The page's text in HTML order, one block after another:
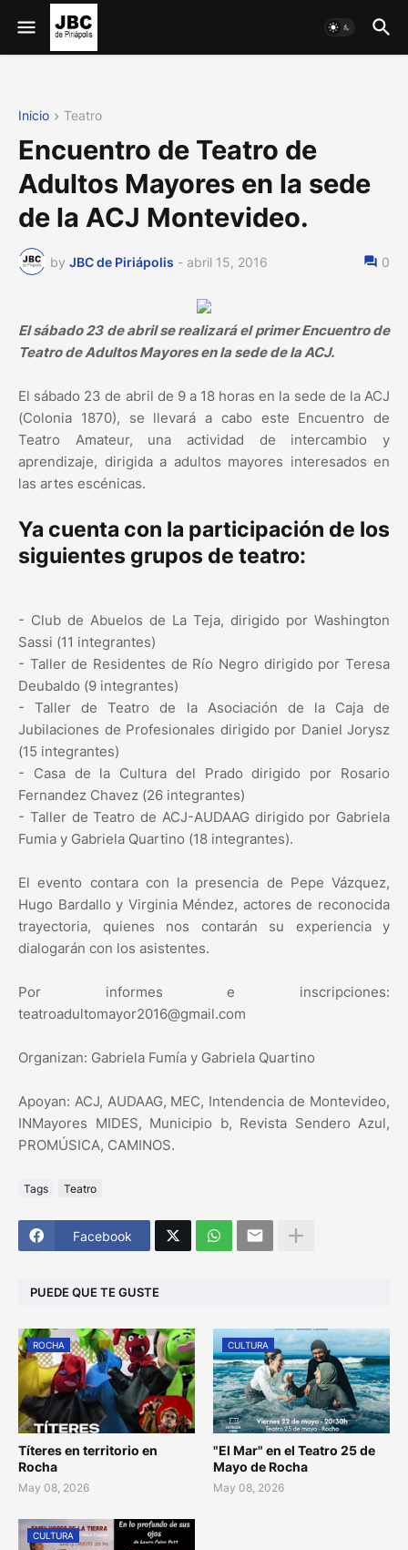
Inicio Teatro
Encuentro de Teatro de
Adultos Mayores en la sede
de la ACJ Montevideo.
by JBC de Piriápolis - abril 15, 2016 0
El sábado 23 de abril se realizará el primer Encuentro de
Teatro de Adultos Mayores en la sede de la ACJ.
El sábado 23 de abril de 9 a 18 horas en la sede de la ACJ
(Colonia 1870), se llevará a cabo este Encuentro de
Teatro Amateur, una actividad de intercambio y
aprendizaje, dirigida a adultos mayores interesados en
las artes escénicas.
Ya cuenta con la participación de los
siguientes grupos de teatro:
- Club de Abuelos de La Teja, dirigido por Washington
Sassi (11 integrantes)
- Taller de Residentes de Río Negro dirigido por Teresa
Deubaldo (9 integrantes)
- Taller de Teatro de la Asociación de la Caja de
Jubilaciones de Profesionales dirigido por Daniel Jorysz
(15 integrantes)
- Casa de la Cultura del Prado dirigido por Rosario
Fernandez Chavez (26 integrantes)
- Taller de Teatro de ACJ-AUDAAG dirigido por Gabriela
Fumia y Gabriela Quartino (18 integrantes).
El evento contara con la presencia de Pepe Vázquez,
Hugo Bardallo y Virginia Méndez, actores de reconocida
trayectoria, quienes nos contarán su experiencia y
dialogarán con los asistentes.
Por informes e inscripciones:
teatroadultomayor2016@gmail.com
Organizan: Gabriela Fumía y Gabriela Quartino
Apoyan: ACJ, AUDAAG, MEC, Intendencia de Montevideo,
INMayores MIDES, Municipio b, Revista Sendero Azul,
PROMÚSICA, CAMINOS.
Tags Teatro
Facebook
PUEDE QUE TE GUSTE
ROCHA
Títeres en territorio en
Rocha
May 08, 2026
CULTURA
"El Mar" en el Teatro 25 de
Mayo de Rocha
May 08, 2026
CULTURA